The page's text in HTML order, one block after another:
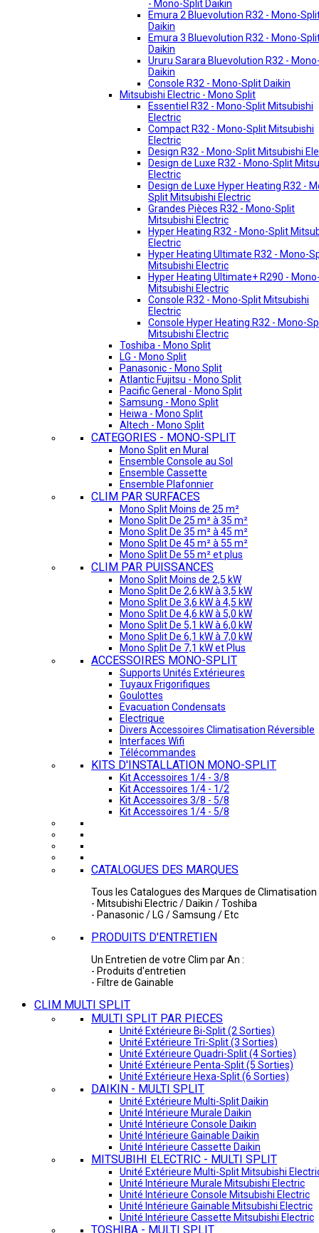
- Mono-Split Daikin
Emura 2 Bluevolution R32 - Mono-
Daikin
Emura 3 Bluevolution R32 - Mono-
Daikin
Ururu Sarara Bluevolution R32 -
Daikin
Console R32 - Mono-Split Daikin
Mitsubishi Electric - Mono Split
Essentiel R32 - Mono-Split Mitsubishi
Electric
Compact R32 - Mono-Split Mitsubishi
Electric
Design R32 - Mono-Split Mitsubishi
Design de Luxe R32 - Mono-Split
Electric
Design de Luxe Hyper Heating R32 -
Split Mitsubishi Electric
Grandes Pièces R32 - Mono-Split
Mitsubishi Electric
Hyper Heating R32 - Mono-Split
Electric
Hyper Heating Ultimate R32 - Mono-
Mitsubishi Electric
Hyper Heating Ultimate+ R290 -
Mitsubishi Electric
Console R32 - Mono-Split Mitsubishi
Electric
Console Hyper Heating R32 - Mono-
Mitsubishi Electric
Toshiba - Mono Split
LG - Mono Split
Panasonic - Mono Split
Atlantic Fujitsu - Mono Split
Pacific General - Mono Split
Samsung - Mono Split
Heiwa - Mono Split
Altech - Mono Split
CATEGORIES - MONO-SPLIT
Mono Split en Mural
Ensemble Console au Sol
Ensemble Cassette
Ensemble Plafonnier
CLIM PAR SURFACES
Mono Split Moins de 25 m²
Mono Split De 25 m² à 35 m²
Mono Split De 35 m² à 45 m²
Mono Split De 45 m² à 55 m²
Mono Split De 55 m² et plus
CLIM PAR PUISSANCES
Mono Split Moins de 2,5 kW
Mono Split De 2,6 kW à 3,5 kW
Mono Split De 3,6 kW à 4,5 kW
Mono Split De 4,6 kW à 5,0 kW
Mono Split De 5,1 kW à 6,0 kW
Mono Split De 6,1 kW à 7,0 kW
Mono Split De 7,1 kW et Plus
ACCESSOIRES MONO-SPLIT
Supports Unités Extérieures
Tuyaux Frigorifiques
Goulottes
Evacuation Condensats
Electrique
Divers Accessoires Climatisation Réversible
Interfaces Wifi
Télécommandes
KITS D'INSTALLATION MONO-SPLIT
Kit Accessoires 1/4 - 3/8
Kit Accessoires 1/4 - 1/2
Kit Accessoires 3/8 - 5/8
Kit Accessoires 1/4 - 5/8
CATALOGUES DES MARQUES
Tous les Catalogues des Marques de Climatisation
- Mitsubishi Electric / Daikin / Toshiba
- Panasonic / LG / Samsung / Etc
PRODUITS D'ENTRETIEN
Un Entretien de votre Clim par An :
- Produits d'entretien
- Filtre de Gainable
CLIM MULTI SPLIT
MULTI SPLIT PAR PIECES
Unité Extérieure Bi-Split (2 Sorties)
Unité Extérieure Tri-Split (3 Sorties)
Unité Extérieure Quadri-Split (4 Sorties)
Unité Extérieure Penta-Split (5 Sorties)
Unité Extérieure Hexa-Split (6 Sorties)
DAIKIN - MULTI SPLIT
Unité Extérieure Multi-Split Daikin
Unité Intérieure Murale Daikin
Unité Intérieure Console Daikin
Unité Intérieure Gainable Daikin
Unité Intérieure Cassette Daikin
MITSUBIHI ELECTRIC - MULTI SPLIT
Unité Extérieure Multi-Split Mitsubishi
Unité Intérieure Murale Mitsubishi Electric
Unité Intérieure Console Mitsubishi Electric
Unité Intérieure Gainable Mitsubishi Electric
Unité Intérieure Cassette Mitsubishi Electric
TOSHIBA - MULTI SPLIT